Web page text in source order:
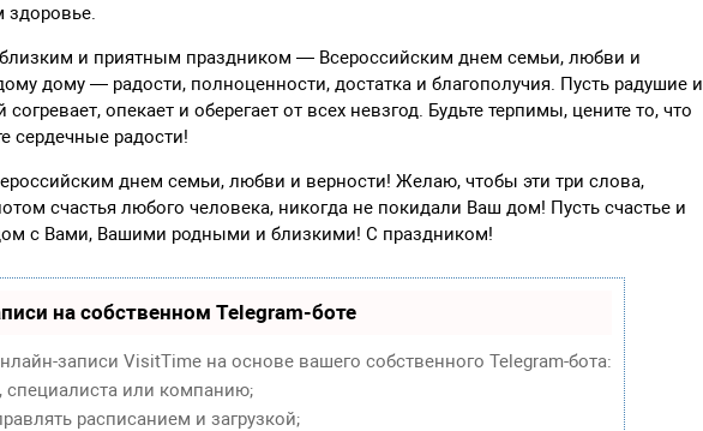
здоровье.
и приятным праздником — Всероссийским днем семьи, любви и
дому — радости, полноценности, достатка и благополучия. Пусть радушие и
опекает и оберегает от всех невзгод. Будьте терпимы, цените то, что
сердечные радости!
днем семьи, любви и верности! Желаю, чтобы эти три слова,
счастья любого человека, никогда не покидали Ваш дом! Пусть счастье и
с Вами, Вашими родными и близкими! С праздником!
на собственном Telegram-боте
записи VisitTime на основе вашего собственного Telegram-бота:
специалиста или компанию;
расписанием и загрузкой;